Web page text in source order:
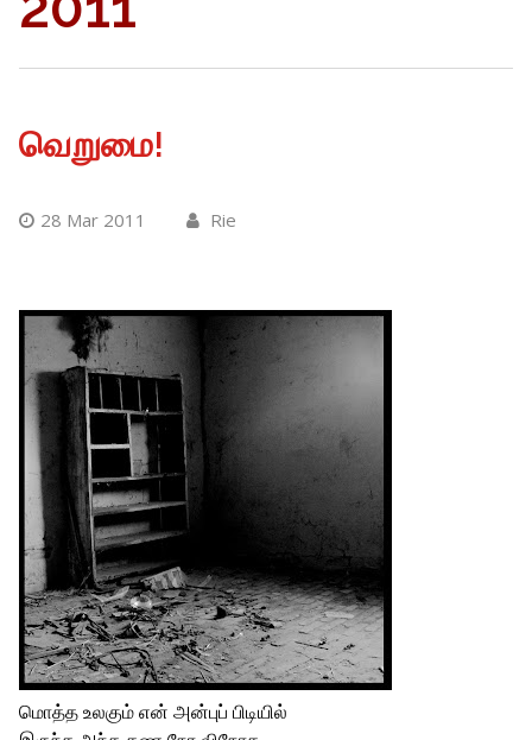
வெறுமை!
28 Mar 2011 Rie
மொத்த உலகும் என் அன்புப் பிடியில்